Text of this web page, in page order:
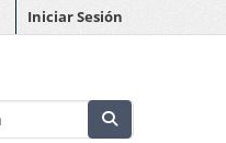
Iniciar Sesión